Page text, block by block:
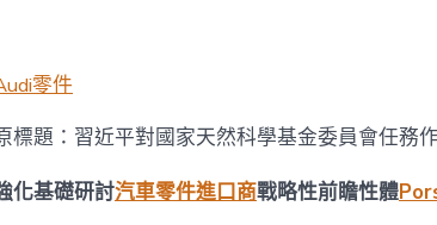
件
商
近
平
零件
標題：習近平對國家天然科學基金委員會任務
化基礎研討汽車零件進口商戰略性前瞻性體